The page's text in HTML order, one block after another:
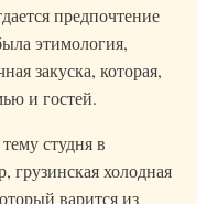
предпочтение
этимология,
закуска, которая,
и гостей.
студня в
холодная
варится из